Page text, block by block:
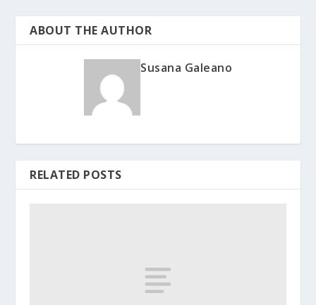
ABOUT THE AUTHOR
Susana Galeano
RELATED POSTS